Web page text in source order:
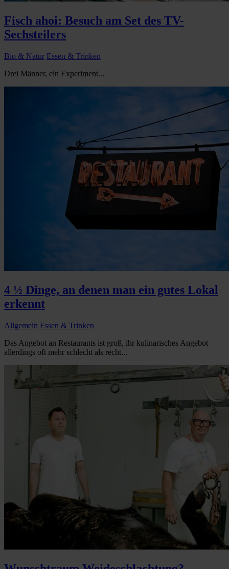
Fisch ahoi: Besuch am Set des TV-
Sechsteilers
Bio & Natur Essen & Trinken
Drei Männer, ein Experiment...
4 ½ Dinge, an denen man ein gutes Lokal
erkennt
Allgemein Essen & Trinken
Das Angebot an Restaurants ist groß, ihr kulinarisches Angebot
allerdings oft mehr schlecht als recht...